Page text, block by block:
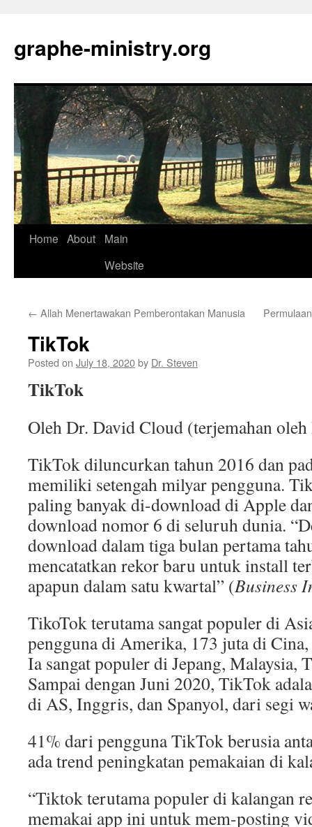
content
graphe-ministry.org
Home About
Main
Website
← Allah Menertawakan Pemberontakan Manusia
TikTok
Posted on July 18, 2020by Dr. Steven
TikTok
Oleh Dr. David Cloud (terjemahan
TikTok diluncurkan tahun 2016 dan
memiliki setengah milyar pengguna.
paling banyak di-download di Apple
download nomor 6 di seluruh dunia.
download dalam tiga bulan pertama
mencatatkan rekor baru untuk install
apapun dalam satu kwartal” (Business
TikoTok terutama sangat populer di
pengguna di Amerika, 173 juta di
Ia sangat populer di Jepang, Malaysia,
Sampai dengan Juni 2020, TikTok
di AS, Inggris, dan Spanyol, dari segi
41% dari pengguna TikTok berusia
ada trend peningkatan pemakaian di
“Tiktok terutama populer di kalangan
memakai app ini untuk mem-posting